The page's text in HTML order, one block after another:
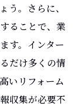
う。さらに、
ることで、業
す。インター
だけ多くの情
いリフォーム
収集が必要不